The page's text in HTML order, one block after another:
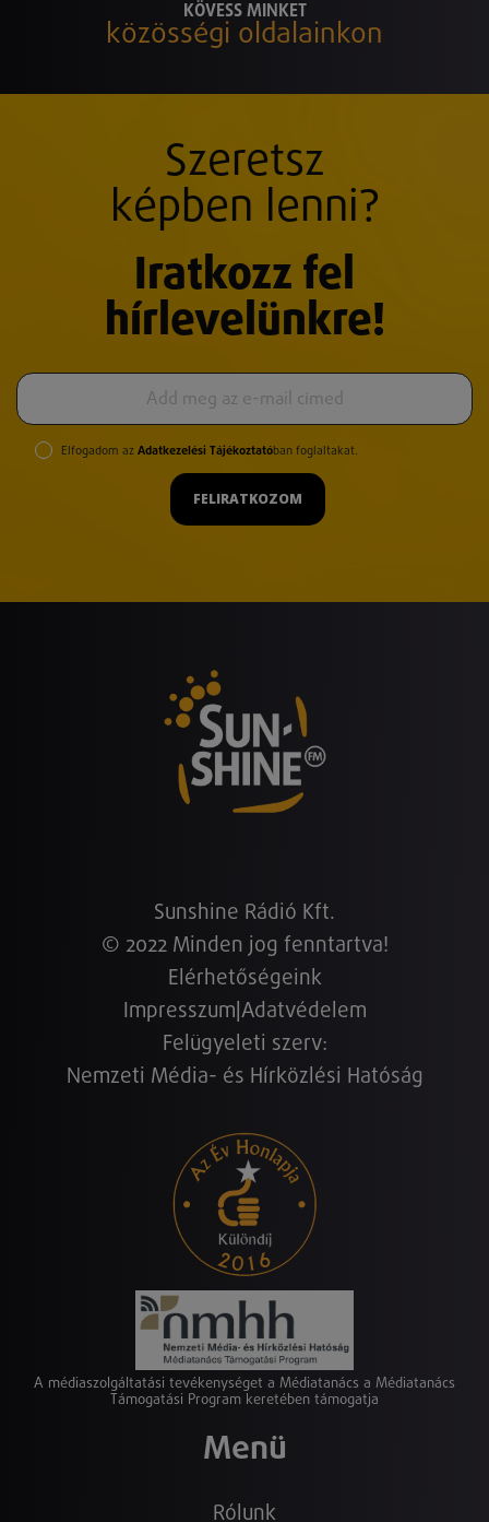
KÖVESS MINKET
közösségi oldalainkon
Szeretsz
képben lenni?
Iratkozz fel
hírlevelünkre!
Elfogadom az Adatkezelési Tájékoztatóban foglaltakat.
FELIRATKOZOM
Sunshine Rádió Kft.
© 2022 Minden jog fenntartva!
Elérhetőségeink
Impresszum Adatvédelem
Felügyeleti szerv:
Nemzeti Média- és Hírközlési Hatóság
A médiaszolgáltatási tevékenységet a Médiatanács a Médiatanács
Támogatási Program keretében támogatja
Menü
Rólunk